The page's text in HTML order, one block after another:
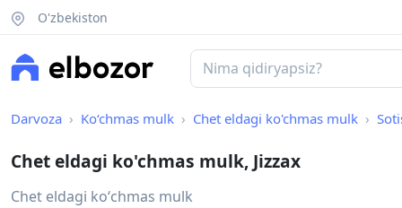
O'zbekiston
Darvoza Ko‘chmas mulk Chet eldagi ko'chmas mulk
Chet eldagi ko'chmas mulk, Jizzax
Chet eldagi koʻchmas mulk